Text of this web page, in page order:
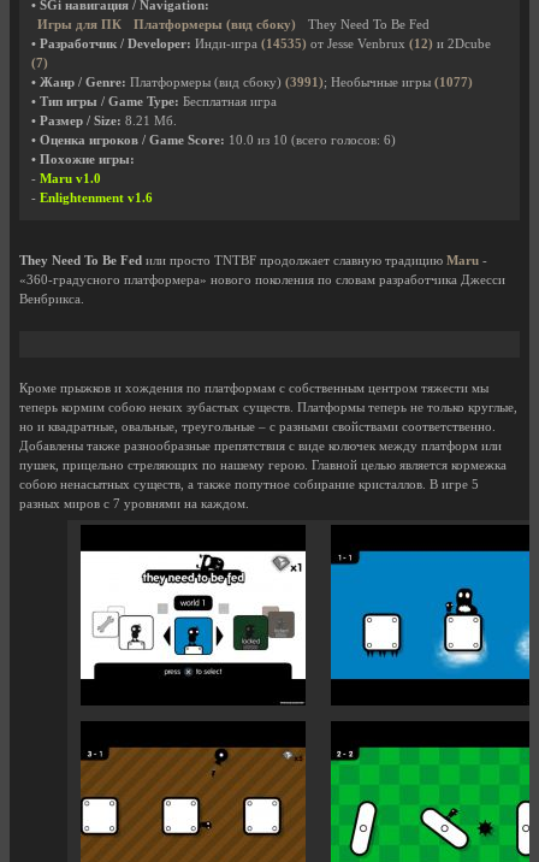
• SGi навигация / Navigation:
Игры для ПК
Платформеры (вид сбоку)
They Need To Be Fed
• Разработчик / Developer: Инди-игра (14535) от Jesse Venbrux (12) и 2Dcube
(7)
• Жанр / Genre: Платформеры (вид сбоку) (3991); Необычные игры (1077)
• Тип игры / Game Type: Бесплатная игра
• Размер / Size: 8.21 Мб.
• Оценка игроков / Game Score: 10.0 из 10 (всего голосов: 6)
• Похожие игры:
- Maru v1.0
- Enlightenment v1.6
They Need To Be Fed или просто TNTBF продолжает славную традицию Maru -
«360-градусного платформера» нового поколения по словам разработчика Джесси
Венбрикса.
Кроме прыжков и хождения по платформам с собственным центром тяжести мы
теперь кормим собою неких зубастых существ. Платформы теперь не только круглые,
но и квадратные, овальные, треугольные – с разными свойствами соответственно.
Добавлены также разнообразные препятствия с виде колючек между платформ или
пушек, прицельно стреляющих по нашему герою. Главной целью является кормежка
собою ненасытных существ, а также попутное собирание кристаллов. В игре 5
разных миров с 7 уровнями на каждом.